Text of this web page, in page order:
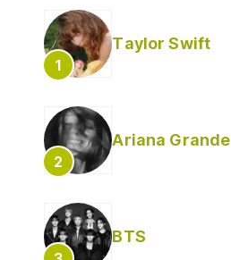
Taylor Swift
Ariana Grande
BTS